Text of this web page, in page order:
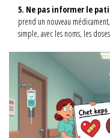
5. Ne pas informer le
prend un nouveau
simple, avec les noms, les